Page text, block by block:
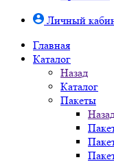
Личный
Главная
Каталог
Назад
Каталог
Пакеты